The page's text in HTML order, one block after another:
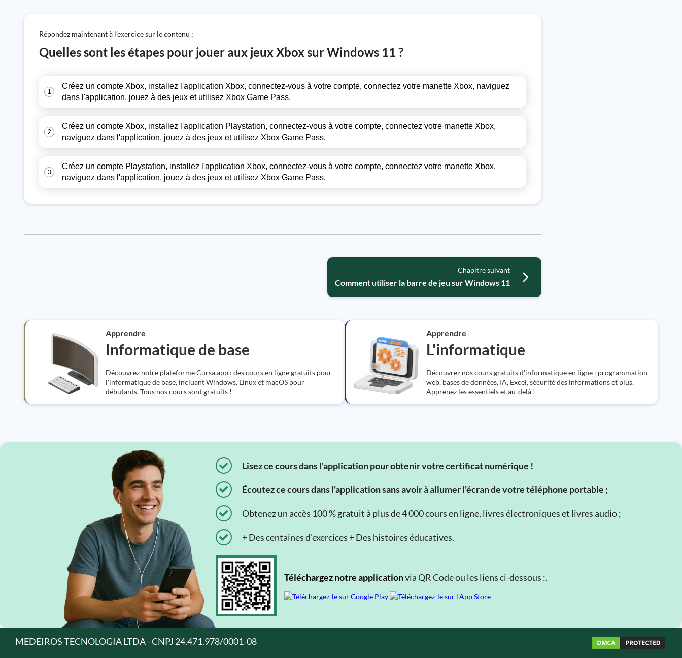
Répondez maintenant à l’exercice sur le contenu :
Quelles sont les étapes pour jouer aux jeux Xbox sur Windows 11 ?
1
Créez un compte Xbox, installez l'application Xbox, connectez-vous à votre compte, connectez votre manette Xbox, naviguez
dans l'application, jouez à des jeux et utilisez Xbox Game Pass.
2
Créez un compte Xbox, installez l'application Playstation, connectez-vous à votre compte, connectez votre manette Xbox,
naviguez dans l'application, jouez à des jeux et utilisez Xbox Game Pass.
3
Créez un compte Playstation, installez l'application Xbox, connectez-vous à votre compte, connectez votre manette Xbox,
naviguez dans l'application, jouez à des jeux et utilisez Xbox Game Pass.
Chapitre suivant
Comment utiliser la barre de jeu sur Windows 11
Apprendre
Informatique de base
Découvrez notre plateforme Cursa.app : des cours en ligne gratuits pour
l'informatique de base, incluant Windows, Linux et macOS pour
débutants. Tous nos cours sont gratuits !
Apprendre
L'informatique
Découvrez nos cours gratuits d'informatique en ligne : programmation
web, bases de données, IA, Excel, sécurité des informations et plus.
Apprenez les essentiels et au-delà !
Lisez ce cours dans l'application pour obtenir votre certificat numérique !
Écoutez ce cours dans l'application sans avoir à allumer l'écran de votre téléphone portable ;
Obtenez un accès 100 % gratuit à plus de 4 000 cours en ligne, livres électroniques et livres audio ;
+ Des centaines d'exercices + Des histoires éducatives.
Téléchargez notre applicationvia QR Code ou les liens ci-dessous :.
MEDEIROS TECNOLOGIA LTDA - CNPJ 24.471.978/0001-08